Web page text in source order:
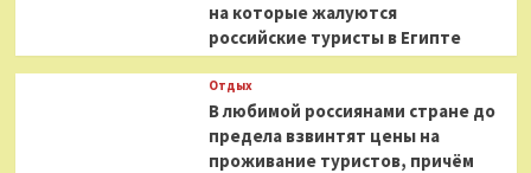
на которые жалуются
российские туристы в Египте
Отдых
В любимой россиянами стране до
предела взвинтят цены на
проживание туристов, причём